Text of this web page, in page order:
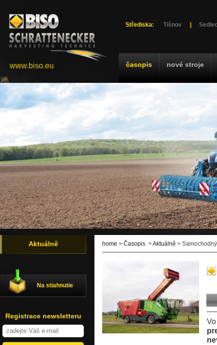
Střediska: Tišnov
časopis nové stroje
www.biso.eu
home > Časopis >Aktuálně >
Aktuálně
Na stiahnutie
Registrace newsletteru